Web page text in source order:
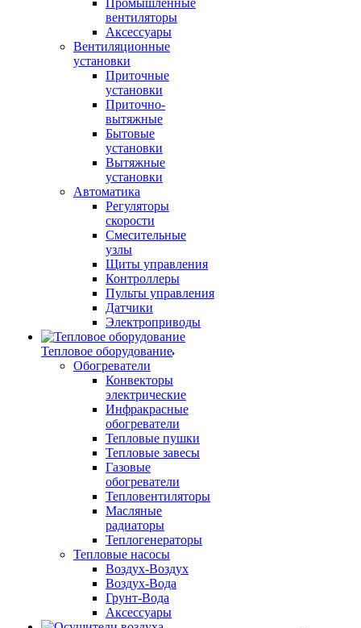
Промышленные
вентиляторы
Аксессуары
Вентиляционные
установки
Приточные
установки
Приточно-
вытяжные
Бытовые
установки
Вытяжные
установки
Автоматика
Регуляторы
скорости
Смесительные
узлы
Щиты управления
Контроллеры
Пульты управления
Датчики
Электроприводы
Тепловое оборудование
Обогреватели
Конвекторы
электрические
Инфракрасные
обогреватели
Тепловые пушки
Тепловые завесы
Газовые
обогреватели
Тепловентиляторы
Масляные
радиаторы
Теплогенераторы
Тепловые насосы
Воздух-Воздух
Воздух-Вода
Грунт-Вода
Аксессуары